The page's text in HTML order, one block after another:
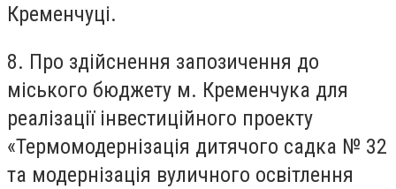
Кременчуці.
8. Про здійснення запозичення до
міського бюджету м. Кременчука для
реалізації інвестиційного проекту
«Термомодернізація дитячого садка № 32
та модернізація вуличного освітлення